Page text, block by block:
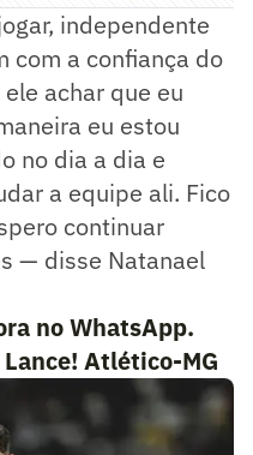
independente
com a confiança do
achar que eu
eu estou
no dia a dia e
a equipe ali. Fico
continuar
— disse Natanael
no WhatsApp.
Atlético-MG